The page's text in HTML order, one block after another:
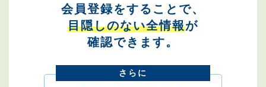
会員登録をすることで、
目隠しのない全情報が
確認できます。
さらに